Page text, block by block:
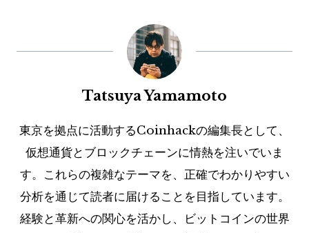
Tatsuya Yamamoto
東京を拠点に活動するCoinhackの編集長として、
仮想通貨とブロックチェーンに情熱を注いでいま
す。これらの複雑なテーマを、正確でわかりやすい
分析を通じて読者に届けることを目指しています。
経験と革新への関心を活かし、ビットコインの世界